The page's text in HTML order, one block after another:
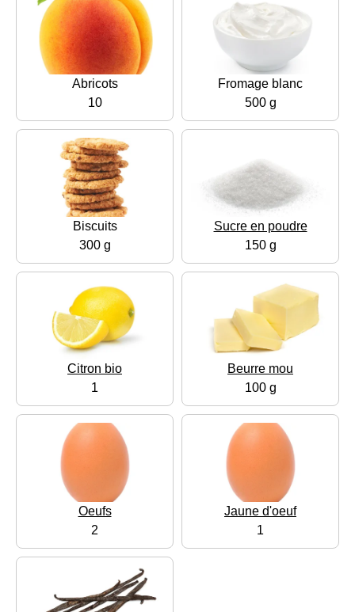
Abricots
10
Fromage blanc
500 g
Biscuits
300 g
Sucre en poudre
150 g
Citron bio
1
Beurre mou
100 g
Oeufs
2
Jaune d'oeuf
1